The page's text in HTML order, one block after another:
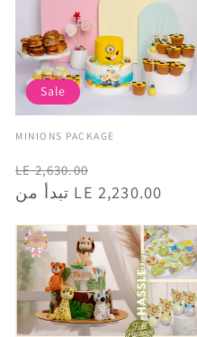
Vendor:
MINIONS PACKAGE
Regular
price
LE 2,630.00
Sale
price
تبدأ من LE 2,230.00
Sale